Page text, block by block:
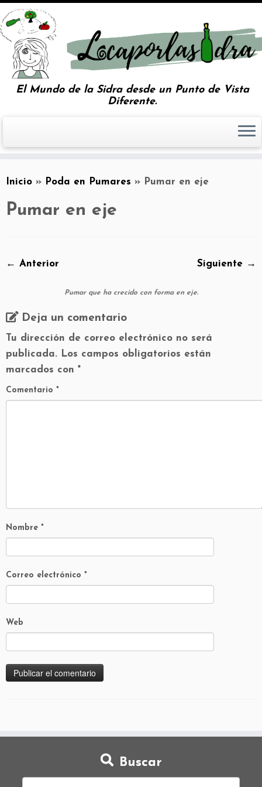
El Mundo de la Sidra desde un Punto de Vista
Diferente.
Inicio » Poda en Pumares » Pumar en eje
Pumar en eje
← Anterior Siguiente →
Pumar que ha crecido con forma en eje.
Deja un comentario
Tu dirección de correo electrónico no será
publicada. Los campos obligatorios están
marcados con *
Comentario *
Nombre *
Correo electrónico *
Web
Buscar